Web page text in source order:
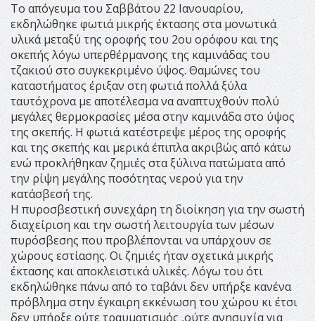
Το απόγευμα του Σαββάτου 22 Ιανουαρίου,
εκδηλώθηκε φωτιά μικρής έκτασης στα μονωτικά
υλικά μεταξύ της οροφής του 2ου ορόφου και της
σκεπής λόγω υπερθέρμανσης της καμινάδας του
τζακιού στο συγκεκριμένο ύψος. Θαμώνες του
καταστήματος έριξαν στη φωτιά πολλά ξύλα
ταυτόχρονα με αποτέλεσμα να αναπτυχθούν πολύ
μεγάλες θερμοκρασίες μέσα στην καμινάδα στο ύψος
της σκεπής. Η φωτιά κατέστρεψε μέρος της οροφής
και της σκεπής και μερικά έπιπλα ακριβώς από κάτω
ενώ προκλήθηκαν ζημιές στα ξύλινα πατώματα από
την ρίψη μεγάλης ποσότητας νερού για την
κατάσβεσή της.
Η πυροσβεστική συνεχάρη τη διοίκηση για την σωστή
διαχείριση και την σωστή λειτουργία των μέσων
πυρόσβεσης που προβλέπονται να υπάρχουν σε
χώρους εστίασης. Οι ζημιές ήταν σχετικά μικρής
έκτασης και αποκλειστικά υλικές. Λόγω του ότι
εκδηλώθηκε πάνω από το ταβάνι δεν υπήρξε κανένα
πρόβλημα στην έγκαιρη εκκένωση του χώρου κι έτσι
δεν υπήρξε ούτε τραυματισμός ,ούτε ανησυχία για